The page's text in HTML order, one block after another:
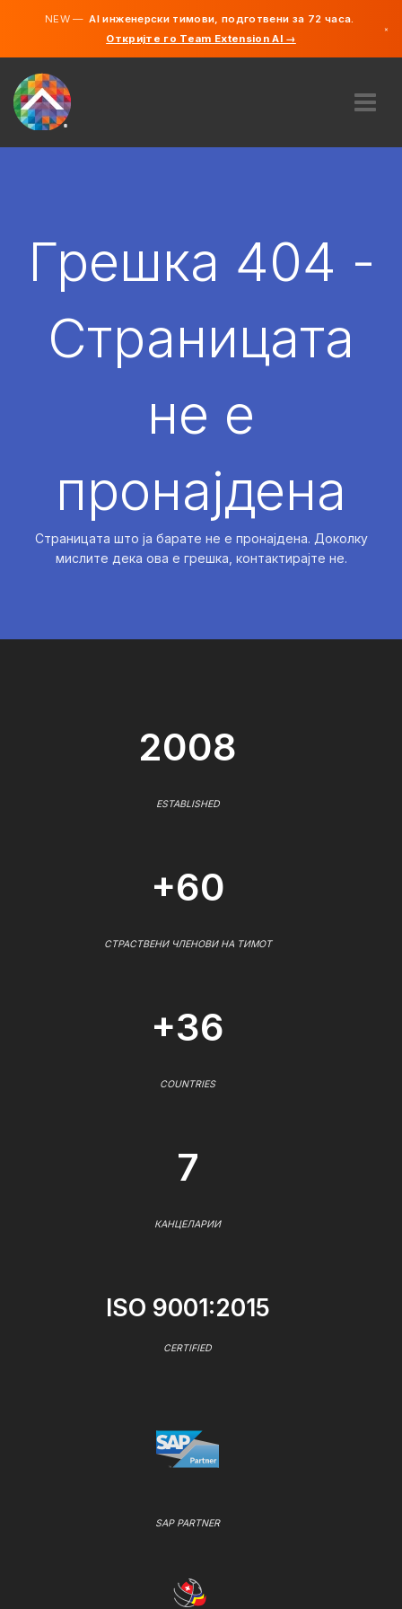
NEW —AI инженерски тимови, подготвени за 72 часа.
Откријте го Team Extension AI →
×
АНГАЖИРАЈ
Грешка 404 -
Страницата
не е
пронајдена
Страницата што ја барате не е пронајдена. Доколку
мислите дека ова е грешка, контактирајте не.
2008
ESTABLISHED
+60
СТРАСТВЕНИ ЧЛЕНОВИ НА ТИМОТ
+36
COUNTRIES
7
КАНЦЕЛАРИИ
ISO 9001:2015
CERTIFIED
SAP PARTNER